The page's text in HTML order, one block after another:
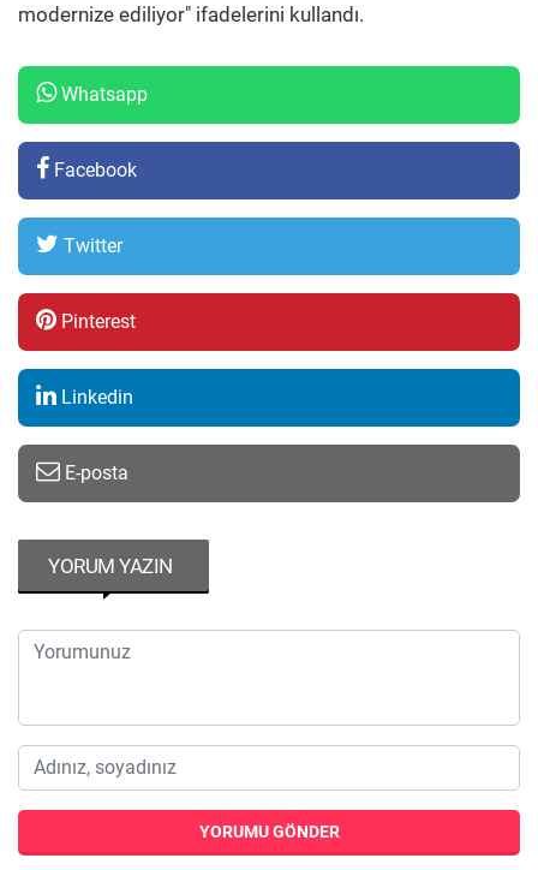
modernize ediliyor" ifadelerini kullandı.
Whatsapp
Facebook
Twitter
Pinterest
Linkedin
E-posta
YORUM YAZIN
YORUMU GÖNDER